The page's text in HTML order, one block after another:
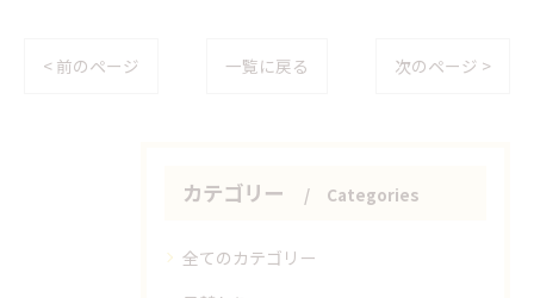
< 前のページ 一覧に戻る 次のページ >
カテゴリー Categories
全てのカテゴリー